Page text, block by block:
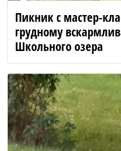
Пикник с мастер-
грудному
Школьного озера